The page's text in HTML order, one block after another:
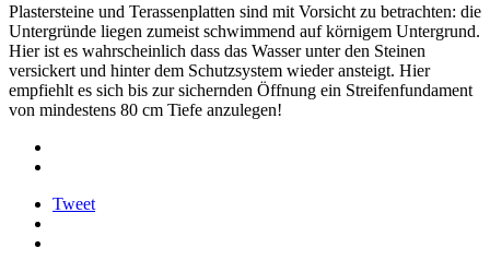
Plastersteine und Terassenplatten sind mit Vorsicht zu betrachten: die
Untergründe liegen zumeist schwimmend auf körnigem Untergrund.
Hier ist es wahrscheinlich dass das Wasser unter den Steinen
versickert und hinter dem Schutzsystem wieder ansteigt. Hier
empfiehlt es sich bis zur sichernden Öffnung ein Streifenfundament
von mindestens 80 cm Tiefe anzulegen!
Tweet